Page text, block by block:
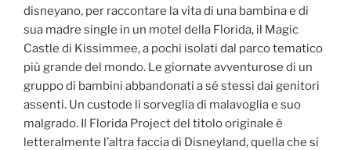
disneyano, per raccontare la vita di una bambina e di
sua madre single in un motel della Florida, il Magic
Castle di Kissimmee, a pochi isolati dal parco tematico
più grande del mondo. Le giornate avventurose di un
gruppo di bambini abbandonati a sé stessi dai genitori
assenti. Un custode li sorveglia di malavoglia e suo
malgrado. Il Florida Project del titolo originale è
letteralmente l’altra faccia di Disneyland, quella che si